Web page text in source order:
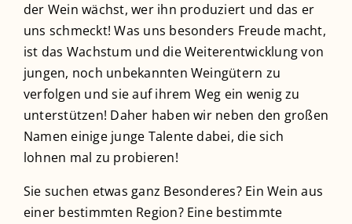
der Wein wächst, wer ihn produziert und das er
uns schmeckt! Was uns besonders Freude macht,
ist das Wachstum und die Weiterentwicklung von
jungen, noch unbekannten Weingütern zu
verfolgen und sie auf ihrem Weg ein wenig zu
unterstützen! Daher haben wir neben den großen
Namen einige junge Talente dabei, die sich
lohnen mal zu probieren!
Sie suchen etwas ganz Besonderes? Ein Wein aus
einer bestimmten Region? Eine bestimmte